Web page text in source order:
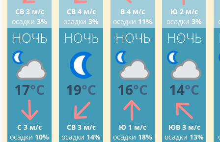
СВ 3 м/с
осадки 3%
НОЧЬ
17°C
С 3 м/с
осадки 10%
СВ 4 м/с
осадки 3%
НОЧЬ
19°C
СВ 3 м/с
осадки 14%
В 4 м/с
осадки 11%
НОЧЬ
16°C
Ю 1 м/с
осадки 18%
Ю 2 м/с
осадки 3%
НОЧЬ
14°C
ЮВ 3 м/с
осадки 13%